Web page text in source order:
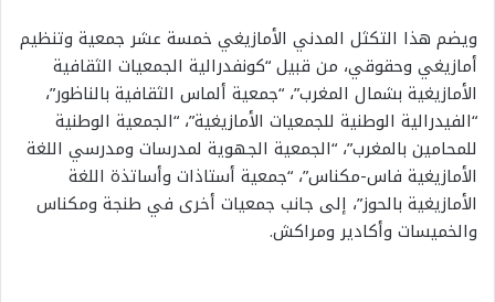
ويضم هذا التكثل المدني الأمازيغي خمسة عشر جمعية وتنظيم
أمازيغي وحقوقي، من قبيل “كونفدرالية الجمعيات الثقافية
الأمازيغية بشمال المغرب”، “جمعية ألماس الثقافية بالناظور”،
“الفيدرالية الوطنية للجمعيات الأمازيغية”، “الجمعية الوطنية
للمحامين بالمغرب”، “الجمعية الجهوية لمدرسات ومدرسي اللغة
الأمازيغية فاس-مكناس”، “جمعية أستاذات وأساتذة اللغة
الأمازيغية بالحوز”، إلى جانب جمعيات أخرى في طنجة ومكناس
والخميسات وأكادير ومراكش.